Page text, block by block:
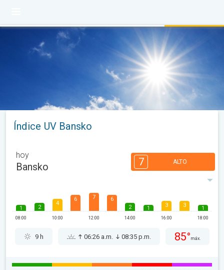
Índice UV Bansko
hoy
Bansko 7 ALTO
1
08:00
2
4
10:00
6 7
12:00
6
2
14:00
1 3
16:00
3 1
18:00
9 h 06:26 a.m. 08:35 p.m. 85° máx.